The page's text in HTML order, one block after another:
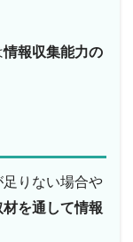
情報収集能力の
りない場合や
材を通して情報